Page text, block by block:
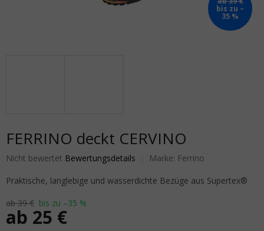
bis zu –
35 %
FERRINO deckt CERVINO
Die durchschnittliche Produktbewertung ist 0,0 von 5 Sternen.
Nicht bewertet Bewertungsdetails Marke: Ferrino
ab 39 € bis zu –35 %
ab 25 €
Praktische, langlebige und wasserdichte Bezüge aus Supertex®